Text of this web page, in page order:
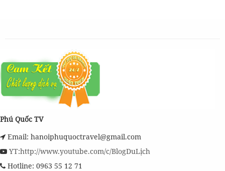
Phú Quốc TV
Email: hanoiphuquoctravel@gmail.com
YT:http://www.youtube.com/c/BlogDuLịch
Hotline: 0963 55 12 71